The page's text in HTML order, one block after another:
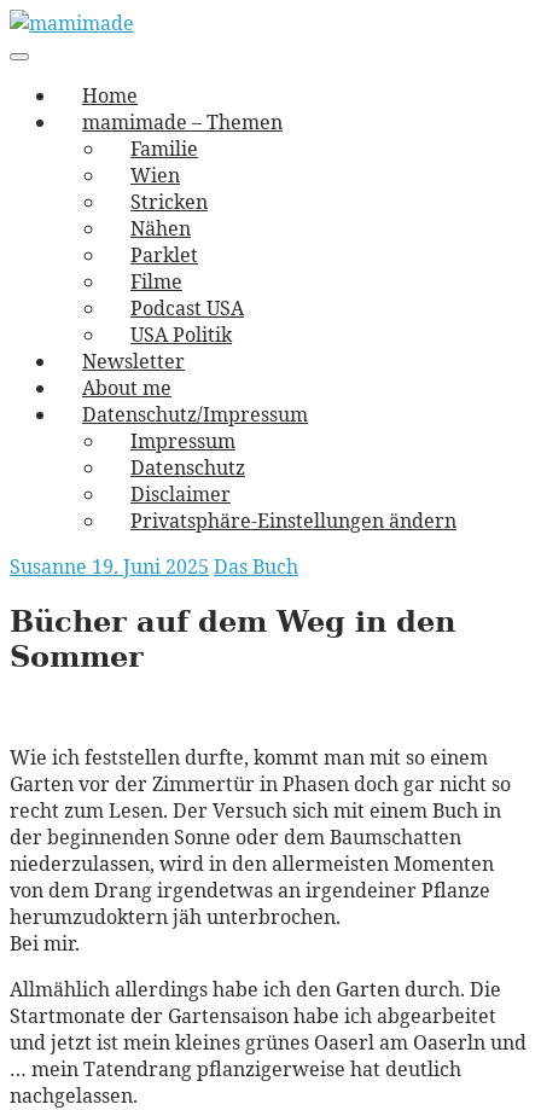
Skip
to
mamimade
vernäht und zugetextet
navigation
Menu
Home
mamimade – Themen
Familie
Wien
Stricken
Nähen
Parklet
Filme
Podcast USA
USA Politik
Newsletter
About me
Datenschutz/Impressum
Impressum
Datenschutz
Disclaimer
Privatsphäre-Einstellungen ändern
Susanne 19. Juni 2025 Das Buch
Bücher auf dem Weg in den
Sommer
Wie ich feststellen durfte, kommt man mit so einem
Garten vor der Zimmertür in Phasen doch gar nicht so
recht zum Lesen. Der Versuch sich mit einem Buch in
der beginnenden Sonne oder dem Baumschatten
niederzulassen, wird in den allermeisten Momenten
von dem Drang irgendetwas an irgendeiner Pflanze
herumzudoktern jäh unterbrochen.
Bei mir.
Allmählich allerdings habe ich den Garten durch. Die
Startmonate der Gartensaison habe ich abgearbeitet
und jetzt ist mein kleines grünes Oaserl am Oaserln und
… mein Tatendrang pflanzigerweise hat deutlich
nachgelassen.